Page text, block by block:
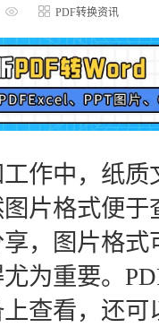
PDF转换资讯
作中，纸
片格式便
，图片格
为重要。
查看，还